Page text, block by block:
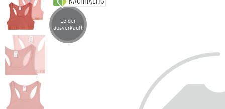
Artikel leider ausverkauft
Leider
ausverkauft